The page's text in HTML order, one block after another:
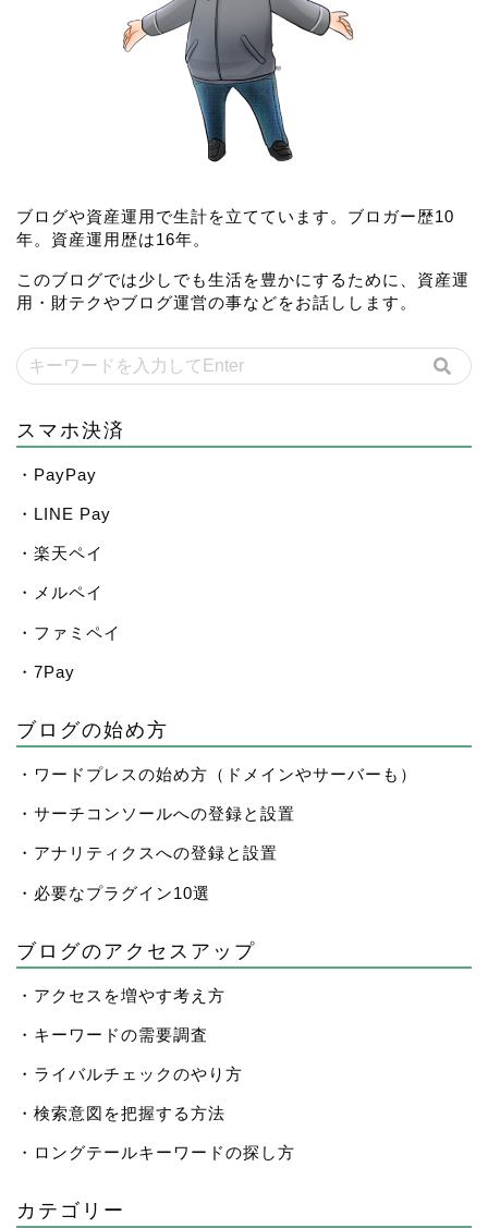
ブログや資産運用で生計を立てています。ブロガー歴10
年。資産運用歴は16年。
このブログでは少しでも生活を豊かにするために、資産運
用・財テクやブログ運営の事などをお話しします。
スマホ決済
・PayPay
・LINE Pay
・楽天ペイ
・メルペイ
・ファミペイ
・7Pay
ブログの始め方
・ワードプレスの始め方（ドメインやサーバーも）
・サーチコンソールへの登録と設置
・アナリティクスへの登録と設置
・必要なプラグイン10選
ブログのアクセスアップ
・アクセスを増やす考え方
・キーワードの需要調査
・ライバルチェックのやり方
・検索意図を把握する方法
・ロングテールキーワードの探し方
カテゴリー